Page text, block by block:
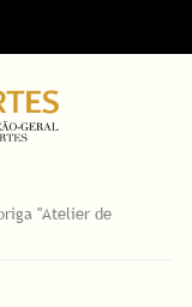
"Atelier de